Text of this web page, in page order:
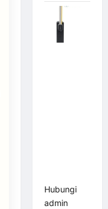
Hubungi
admin